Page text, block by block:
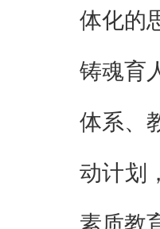
体化的
铸魂育
体系、
动计划
素质教